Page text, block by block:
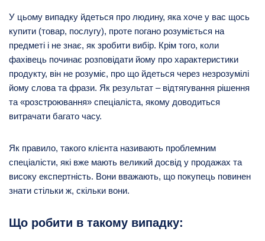
У цьому випадку йдеться про людину, яка хоче у вас щось
купити (товар, послугу), проте погано розуміється на
предметі і не знає, як зробити вибір. Крім того, коли
фахівець починає розповідати йому про характеристики
продукту, він не розуміє, про що йдеться через незрозумілі
йому слова та фрази. Як результат – відтягування рішення
та «розстроювання» спеціаліста, якому доводиться
витрачати багато часу.
Як правило, такого клієнта називають проблемним
спеціалісти, які вже мають великий досвід у продажах та
високу експертність. Вони вважають, що покупець повинен
знати стільки ж, скільки вони.
Що робити в такому випадку: